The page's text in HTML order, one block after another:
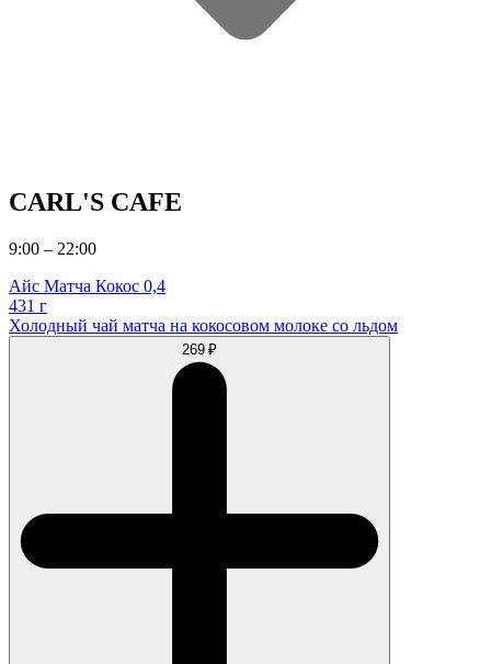
CARL'S CAFE
9:00 – 22:00
Айс Матча Кокос 0,4
431 г
Холодный чай матча на кокосовом молоке со льдом
269 ₽